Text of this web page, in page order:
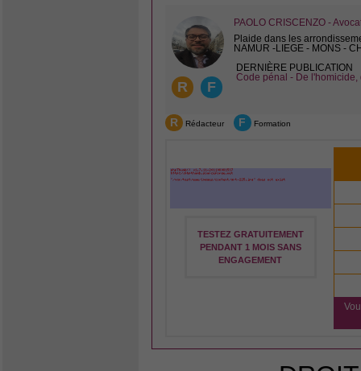
R F
PAOLO CRISCENZO -
Plaide dans les
NAMUR -LIEGE - MONS -
DERNIÈRE PUBLICATION
Code pénal - De
R Rédacteur F Formation
TESTEZ GRATUITEMENT
PENDANT 1 MOIS SANS
ENGAGEMENT